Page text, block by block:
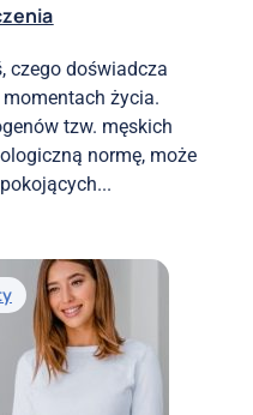
czego doświadcza
życia.
tzw. męskich
normę, może